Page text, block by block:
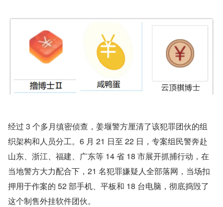
经过 3 个多月缜密侦查，姜堰警方厘清了该犯罪团伙的组
织架构和人员分工。6 月 21 日至 22 日，专案组民警奔赴
山东、浙江、福建、广东等 14 省 18 市展开抓捕行动，在
当地警方大力配合下，21 名犯罪嫌疑人全部落网，当场扣
押用于作案的 52 部手机、平板和 18 台电脑，彻底捣毁了
这个制售外挂软件团伙。